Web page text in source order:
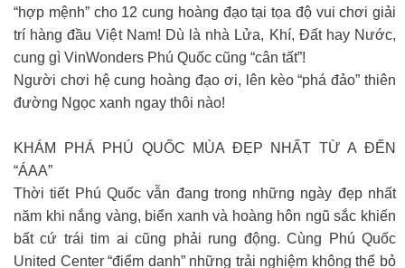
“hợp mệnh” cho 12 cung hoàng đạo tại tọa độ vui chơi giải
trí hàng đầu Việt Nam! Dù là nhà Lửa, Khí, Đất hay Nước,
cung gì VinWonders Phú Quốc cũng “cân tất”!
Người chơi hệ cung hoàng đạo ơi, lên kèo “phá đảo” thiên
đường Ngọc xanh ngay thôi nào!
KHÁM PHÁ PHÚ QUỐC MÙA ĐẸP NHẤT TỪ A ĐẾN
“ÁAA”
Thời tiết Phú Quốc vẫn đang trong những ngày đẹp nhất
năm khi nắng vàng, biển xanh và hoàng hôn ngũ sắc khiến
bất cứ trái tim ai cũng phải rung động. Cùng Phú Quốc
United Center “điểm danh” những trải nghiệm không thể bỏ